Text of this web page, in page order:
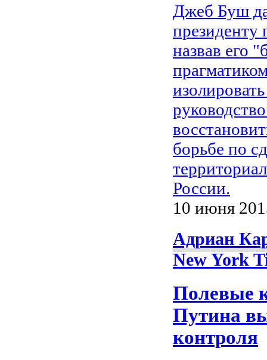
Джеб Буш
президенту
назвав его
борьбе по
России.
10 июня
Адриан
New York
Полевые
Путина
контроля